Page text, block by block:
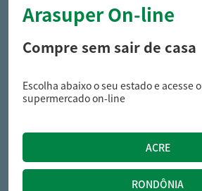
R$ 22,75
Arasuper On-line
Compre sem sair de casa
Escolha abaixo o seu estado e acesse o
supermercado on-line